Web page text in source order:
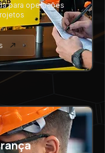
para operações